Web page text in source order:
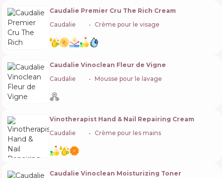
Caudalie Premier Cru The Rich Cream
Caudalie
Crème pour le visage
Caudalie Vinoclean Fleur de Vigne
Caudalie
Mousse pour le lavage
Vinotherapist Hand & Nail Repairing Cream
Caudalie
Crème pour les mains
Caudalie Vinoclean Moisturizing Toner